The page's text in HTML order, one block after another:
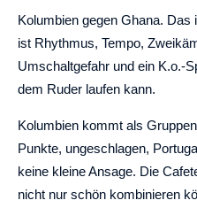
Kolumbien gegen Ghana.
ist Rhythmus, Tempo,
Umschaltgefahr und ein K.o.-
dem Ruder laufen kann.
Kolumbien kommt als
Punkte, ungeschlagen,
keine kleine Ansage. Die
nicht nur schön kombinieren